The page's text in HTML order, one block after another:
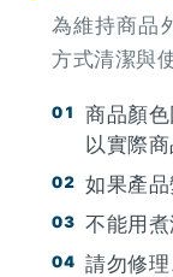
為維持商品
方式清潔與
商品顏
以實際商
如果產品
不能用煮
請勿修理